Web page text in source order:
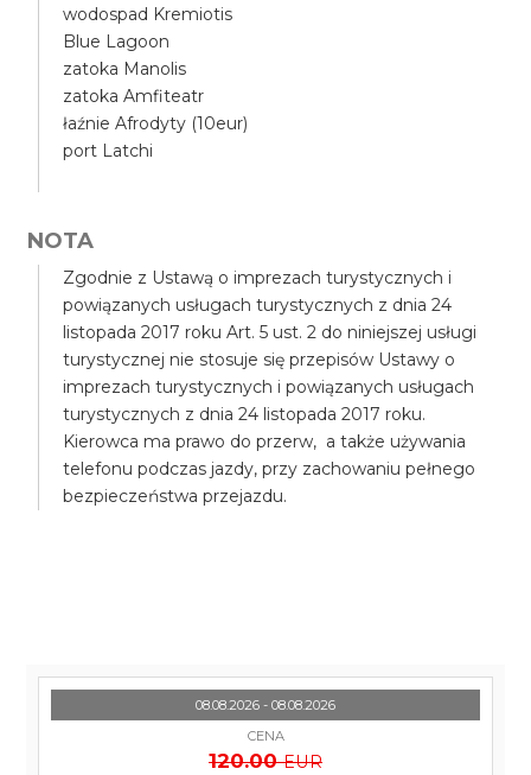
wodospad Kremiotis
Blue Lagoon
zatoka Manolis
zatoka Amfiteatr
łaźnie Afrodyty (10eur)
port Latchi
NOTA
Zgodnie z Ustawą o imprezach turystycznych i
powiązanych usługach turystycznych z dnia 24
listopada 2017 roku Art. 5 ust. 2 do niniejszej usługi
turystycznej nie stosuje się przepisów Ustawy o
imprezach turystycznych i powiązanych usługach
turystycznych z dnia 24 listopada 2017 roku.
Kierowca ma prawo do przerw, a także używania
telefonu podczas jazdy, przy zachowaniu pełnego
bezpieczeństwa przejazdu.
08.08.2026 - 08.08.2026
CENA
120.00 EUR